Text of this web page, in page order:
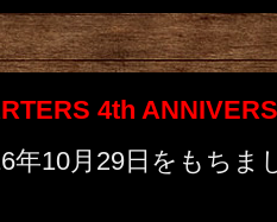
4th
年10月29日をもちま